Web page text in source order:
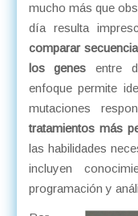
mucho más que
día resulta
comparar
los genes entre
enfoque permite
mutaciones
tratamientos más
las habilidades
incluyen
programación y